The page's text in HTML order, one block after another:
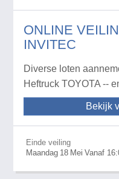
ONLINE
INVITEC
Diverse loten
Heftruck TOYOTA --
Bekijk
Einde veiling
Maandag 18 Mei Vanaf